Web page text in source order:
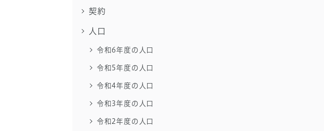
契約
人口
令和6年度の人口
令和5年度の人口
令和4年度の人口
令和3年度の人口
令和2年度の人口